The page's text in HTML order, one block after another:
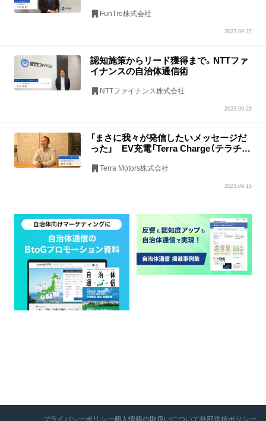
FunTre株式会社
2023.09.27
認知施策からリード獲得まで。NTTファ
イナンスの自治体通信術
NTTファイナンス株式会社
2023.09.29
「まさに我々が発信したいメッセージだ
った」 EV充電「Terra Charge（テラチャ
世界Terra Motors株式会社
2023.09.15
プライバシーポリシー個人情報の取扱いについて外部送信ポリシー